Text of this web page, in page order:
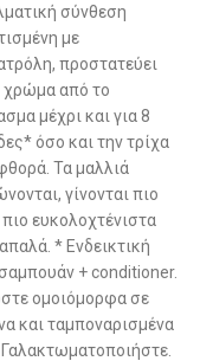
σύνθεση
με
προστατεύει
χρώμα από το
μέχρι και για 8
όσο και την τρίχα
Τα μαλλιά
γίνονται πιο
ευκολοχτένιστα
* Ενδεικτική
+ conditioner.
ομοιόμορφα σε
και ταμποναρισμένα